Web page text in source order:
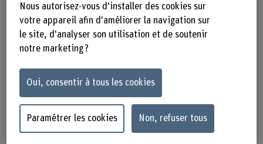
Il n'existe pas de solution miracle pour gérer les
paradoxes, mais certains mécanismes peuvent
aider.
Comment l’idée d’étudier les paradoxes vous est-elle
David : Nous vivons dans un monde complexe,
Nous autorisez-vous d'installer des cookies sur
votre appareil afin d'améliorer la navigation sur
le site, d'analyser son utilisation et de soutenir
notre marketing ?
Oui, consentir à tous les cookies
Paramétrer les cookies Non, refuser tous